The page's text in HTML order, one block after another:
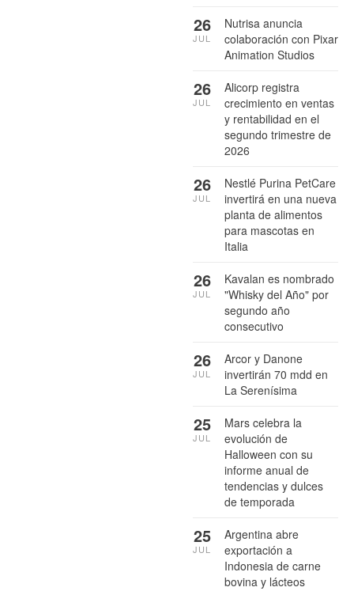
Nutrisa anuncia
colaboración con Pixar
Animation Studios
26
JUL
Alicorp registra
crecimiento en ventas
y rentabilidad en el
segundo trimestre de
2026
26
JUL
Nestlé Purina PetCare
invertirá en una nueva
planta de alimentos
para mascotas en
Italia
26
JUL
Kavalan es nombrado
"Whisky del Año" por
segundo año
consecutivo
26
JUL
Arcor y Danone
invertirán 70 mdd en
La Serenísima
26
JUL
Mars celebra la
evolución de
Halloween con su
informe anual de
tendencias y dulces
de temporada
25
JUL
Argentina abre
exportación a
Indonesia de carne
bovina y lácteos
25
JUL